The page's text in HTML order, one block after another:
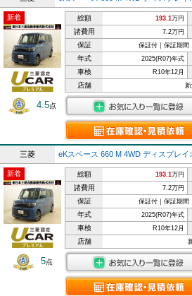
新着
4.5点
総額 193.1万円
諸費用 7.2万円
保証 保証付｜保証期間
年式 2025(R07)年式
車検 R10年12月
店舗
三菱 eKスペース 660 M 4WD ディスプレ
新着
5点
総額 193.1万円
諸費用 7.2万円
保証 保証付｜保証期間
年式 2025(R07)年式
車検 R10年12月
店舗